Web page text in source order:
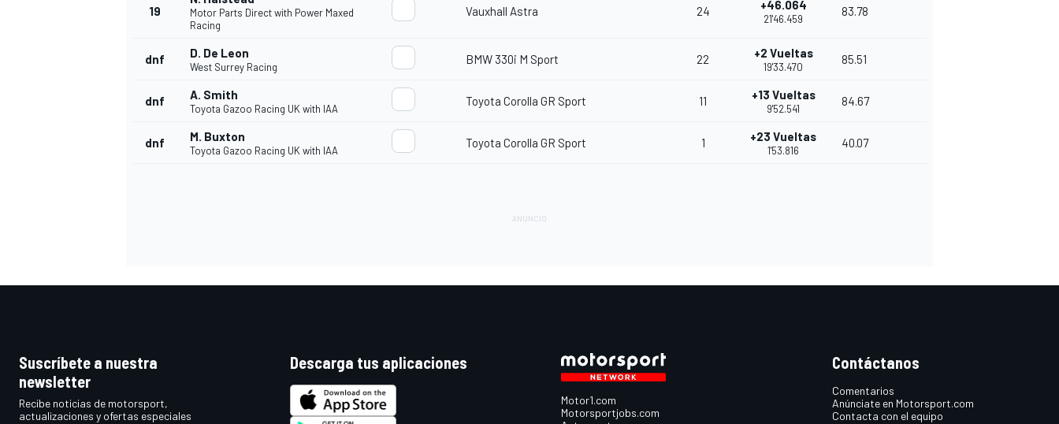
19
Motor Parts Direct with Power Maxed
Racing
Vauxhall Astra 24 +46.064
21'46.459
83.78
dnf D. De Leon
West Surrey Racing
BMW 330i M Sport 22 +2 Vueltas
19'33.470
85.51
dnf A. Smith
Toyota Gazoo Racing UK with IAA
Toyota Corolla GR Sport 11 +13 Vueltas
9'52.541
84.67
dnf M. Buxton
Toyota Gazoo Racing UK with IAA
Toyota Corolla GR Sport 1 +23 Vueltas
1'53.816
40.07
Suscríbete a nuestra
newsletter
Recibe noticias de motorsport,
actualizaciones y ofertas especiales
Descarga tus aplicaciones
Motor1.com
Motorsportjobs.com
Contáctanos
Comentarios
Anúnciate en Motorsport.com
Contacta con el equipo